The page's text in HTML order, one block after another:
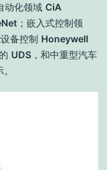
动化领域 CiA
；嵌入式控制领
设备控制 Honeywell
UDS ，和中重型汽车